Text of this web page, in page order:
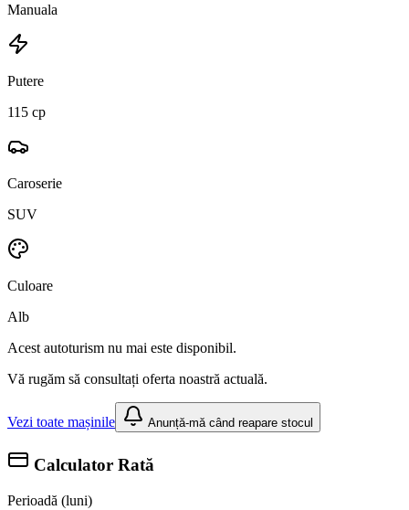
Manuala
Putere
115 cp
Caroserie
SUV
Culoare
Alb
Acest autoturism nu mai este disponibil.
Vă rugăm să consultați oferta noastră actuală.
Vezi toate mașinile Anunță-mă când reapare stocul
Calculator Rată
Perioadă (luni)